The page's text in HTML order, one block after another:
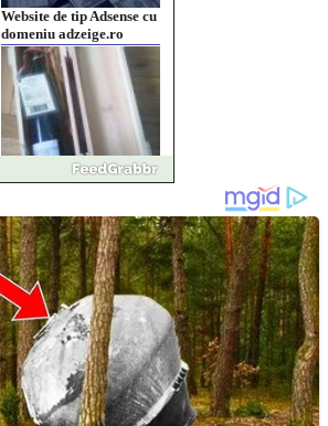
Website de tip Adsense cu
domeniu adzeige.ro
Vând sticlă cu vin din
Chardonnay
Împrumut si investitii